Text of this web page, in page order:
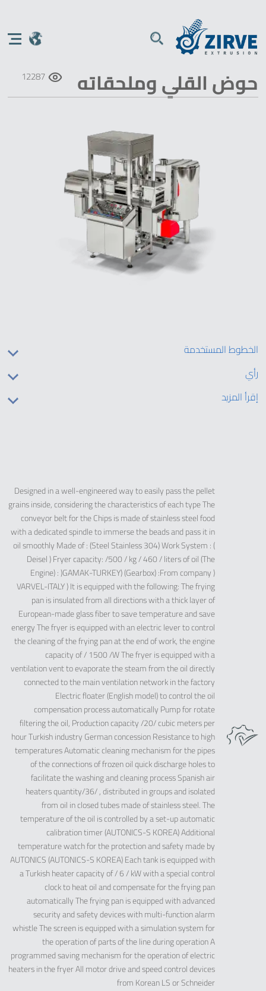
حوض القلي وملحقاته 12287
الخطوط المستخدمة
رأي
إقرأ المزيد
Designed in a well-engineered way to easily pass the pellet
grains inside, considering the characteristics of each type The
conveyor belt for the Chips is made of stainless steel food
with a dedicated spindle to immerse the beads and pass it in
oil smoothly Made of : (Steel Stainless 304) Work System : (
Deisel ) Fryer capacity: /500 / kg / 460 / liters of oil (The
Engine) : )GAMAK-TURKEY) (Gearbox) :From company )
VARVEL-ITALY ) It is equipped with the following: The frying
pan is insulated from all directions with a thick layer of
European-made glass fiber to save temperature and save
energy The fryer is equipped with an electric lever to control
the cleaning of the frying pan at the end of work, the engine
capacity of / 1500 /W The fryer is equipped with a
ventilation vent to evaporate the steam from the oil directly
connected to the main ventilation network in the factory
Electric floater (English model) to control the oil
compensation process automatically Pump for rotate
filtering the oil, Production capacity /20/ cubic meters per
hour Turkish industry German concession Resistance to high
temperatures Automatic cleaning mechanism for the pipes
of the connections of frozen oil quick discharge holes to
facilitate the washing and cleaning process Spanish air
heaters quantity/36/ , distributed in groups and isolated
from oil in closed tubes made of stainless steel. The
temperature of the oil is controlled by a set-up automatic
calibration timer (AUTONICS-S KOREA) Additional
temperature watch for the protection and safety made by
AUTONICS (AUTONICS-S KOREA) Each tank is equipped with
a Turkish heater capacity of / 6 / kW with a special control
clock to heat oil and compensate for the frying pan
automatically The frying pan is equipped with advanced
security and safety devices with multi-function alarm
whistle The screen is equipped with a simulation system for
the operation of parts of the line during operation A
programmed saving mechanism for the operation of electric
heaters in the fryer All motor drive and speed control devices
from Korean LS or Schneider